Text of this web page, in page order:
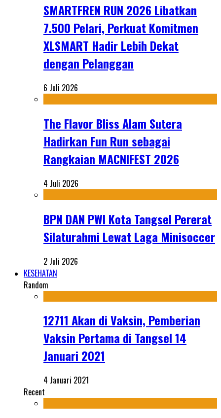
SMARTFREN RUN 2026 Libatkan
7.500 Pelari, Perkuat Komitmen
XLSMART Hadir Lebih Dekat
dengan Pelanggan
6 Juli 2026
The Flavor Bliss Alam Sutera
Hadirkan Fun Run sebagai
Rangkaian MACNIFEST 2026
4 Juli 2026
BPN DAN PWI Kota Tangsel Pererat
Silaturahmi Lewat Laga Minisoccer
2 Juli 2026
KESEHATAN
Random
12711 Akan di Vaksin, Pemberian
Vaksin Pertama di Tangsel 14
Januari 2021
4 Januari 2021
Recent